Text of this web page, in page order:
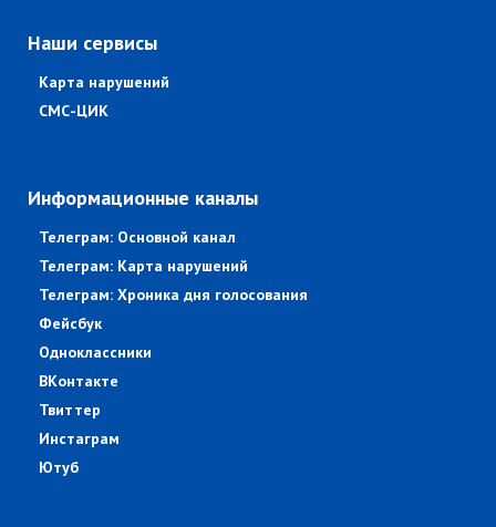
Наши сервисы
Карта нарушений
СМС-ЦИК
Информационные каналы
Телеграм: Основной канал
Телеграм: Карта нарушений
Телеграм: Хроника дня голосования
Фейсбук
Одноклассники
ВКонтакте
Твиттер
Инстаграм
Ютуб